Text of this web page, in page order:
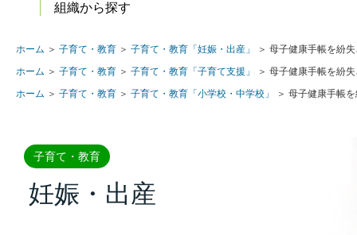
組織から探す
ホーム ＞ 子育て・教育 ＞ 子育て・教育「妊娠・出産」
＞ 母子健康手帳を紛
ホーム ＞ 子育て・教育 ＞ 子育て・教育「子育て支援」
＞ 母子健康手帳を紛
ホーム ＞ 子育て・教育 ＞ 子育て・教育「小学校・中学校」 ＞ 母子健康手帳
子育て・教育
妊娠・出産